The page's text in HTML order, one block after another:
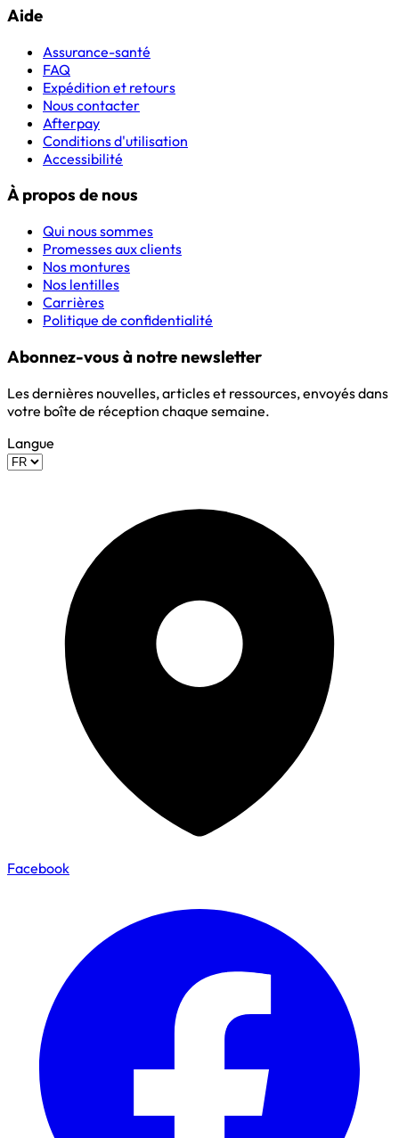
Aide
Assurance-santé
FAQ
Expédition et retours
Nous contacter
Afterpay
Conditions d'utilisation
Accessibilité
À propos de nous
Qui nous sommes
Promesses aux clients
Nos montures
Nos lentilles
Carrières
Politique de confidentialité
Abonnez-vous à notre newsletter
Les dernières nouvelles, articles et ressources, envoyés dans
votre boîte de réception chaque semaine.
Langue
Facebook